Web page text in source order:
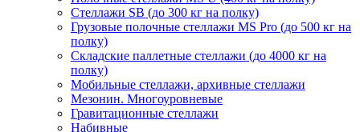
Стеллажи SB (до 300 кг на полку)
Грузовые полочные стеллажи MS Pro (до 500 кг на
полку)
Складские паллетные стеллажи (до 4000 кг на
полку)
Мобильные стеллажи, архивные стеллажи
Мезонин. Многоуровневые
Гравитационные стеллажи
Набивные